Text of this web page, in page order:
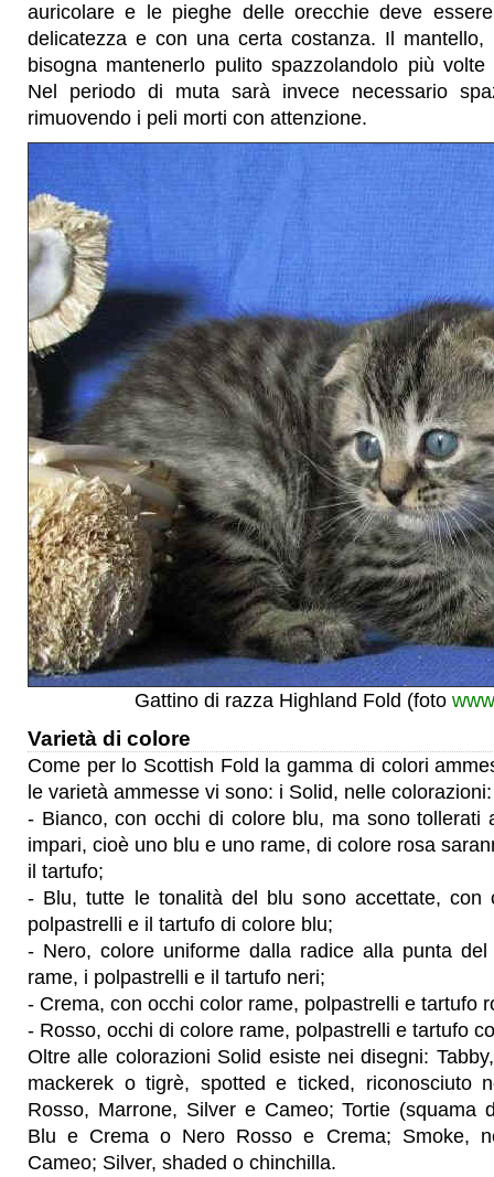
auricolare e le pieghe delle orecchie deve
delicatezza e con una certa costanza. Il
bisogna mantenerlo pulito spazzolandolo più
Nel periodo di muta sarà invece necessario
rimuovendo i peli morti con attenzione.
Gattino di razza Highland Fold (foto
Varietà di colore
Come per lo Scottish Fold la gamma di colori
le varietà ammesse vi sono: i Solid, nelle colorazioni:
- Bianco, con occhi di colore blu, ma sono tollerati
impari, cioè uno blu e uno rame, di colore rosa
il tartufo;
- Blu, tutte le tonalità del blu sono accettate, con
polpastrelli e il tartufo di colore blu;
- Nero, colore uniforme dalla radice alla punta
rame, i polpastrelli e il tartufo neri;
- Crema, con occhi color rame, polpastrelli e tartufo
- Rosso, occhi di colore rame, polpastrelli e tartufo
Oltre alle colorazioni Solid esiste nei disegni:
mackerek o tigrè, spotted e ticked, riconosciuto
Rosso, Marrone, Silver e Cameo; Tortie (squama
Blu e Crema o Nero Rosso e Crema; Smoke,
Cameo; Silver, shaded o chinchilla.